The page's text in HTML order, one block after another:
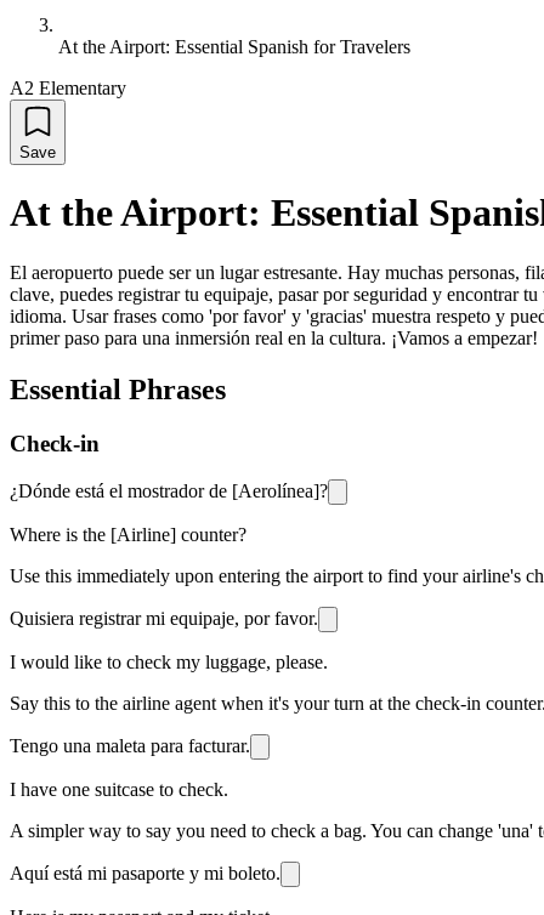
At the Airport: Essential Spanish for Travelers
A2 Elementary
Save
At the Airport: Essential
El aeropuerto puede ser un lugar estresante. Hay muchas personas,
clave, puedes registrar tu equipaje, pasar por seguridad y encontrar
idioma. Usar frases como 'por favor' y 'gracias' muestra respeto y
primer paso para una inmersión real en la cultura. ¡Vamos a empezar!
Essential Phrases
Check-in
¿Dónde está el mostrador de [Aerolínea]?
Where is the [Airline] counter?
Use this immediately upon entering the airport to find your airline's
Quisiera registrar mi equipaje, por favor.
I would like to check my luggage, please.
Say this to the airline agent when it's your turn at the check-in
Tengo una maleta para facturar.
I have one suitcase to check.
A simpler way to say you need to check a bag. You can change 'una'
Aquí está mi pasaporte y mi boleto.